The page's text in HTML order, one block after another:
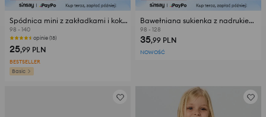
Spódnica mini z zakładkami i kokardą
98 - 140
opinie (18)
25,99 PLN
BESTSELLER
Basic
Bawełniana sukienka z nadrukiem Frozen
98 - 128
35,99 PLN
NOWOŚĆ